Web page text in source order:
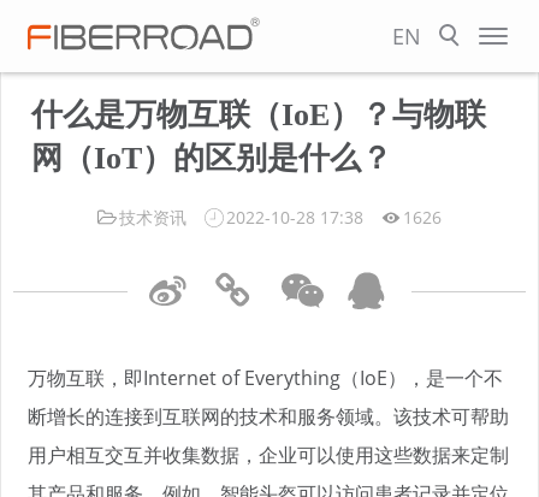
EN
什么是万物互联（IoE）？与物联
网（IoT）的区别是什么？
技术资讯 2022-10-28 17:38 1626
万物互联，即Internet of Everything（IoE），是一个不
断增长的连接到互联网的技术和服务领域。该技术可帮助
用户相互交互并收集数据，企业可以使用这些数据来定制